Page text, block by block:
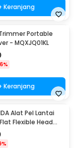
Keranjang
Portable
- MQXJQ01KL
Keranjang
Alat Pel Lantai
Flexible Head
- FMI60